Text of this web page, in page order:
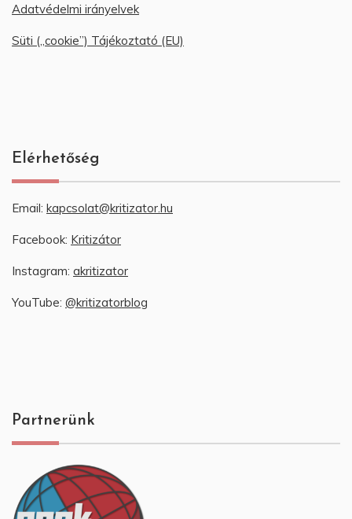
Adatvédelmi irányelvek
Süti („cookie”) Tájékoztató (EU)
Elérhetőség
Email: kapcsolat@kritizator.hu
Facebook: Kritizátor
Instagram: akritizator
YouTube: @kritizatorblog
Partnerünk